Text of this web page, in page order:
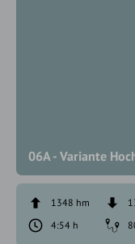
06A - Variante
1348 hm
4:54 h